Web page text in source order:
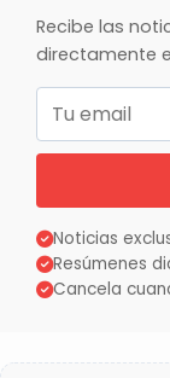
Recibe las
directamente
Noticias
Resúmenes
Cancela